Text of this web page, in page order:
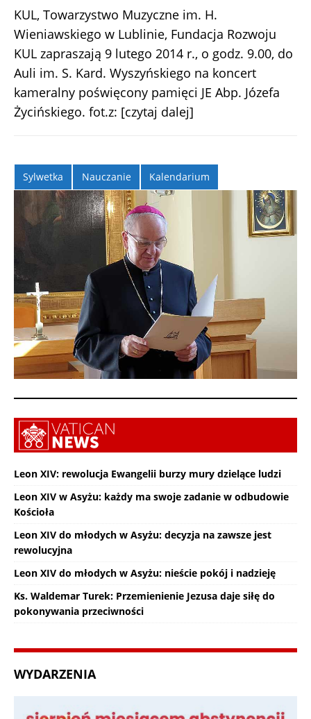
KUL, Towarzystwo Muzyczne im. H.
Wieniawskiego w Lublinie, Fundacja Rozwoju
KUL zapraszają 9 lutego 2014 r., o godz. 9.00, do
Auli im. S. Kard. Wyszyńskiego na koncert
kameralny poświęcony pamięci JE Abp. Józefa
Życińskiego. fot.z: [czytaj dalej]
Sylwetka Nauczanie Kalendarium
Leon XIV: rewolucja Ewangelii burzy mury dzielące ludzi
Leon XIV w Asyżu: każdy ma swoje zadanie w odbudowie
Kościoła
Leon XIV do młodych w Asyżu: decyzja na zawsze jest
rewolucyjna
Leon XIV do młodych w Asyżu: nieście pokój i nadzieję
Ks. Waldemar Turek: Przemienienie Jezusa daje siłę do
pokonywania przeciwności
WYDARZENIA